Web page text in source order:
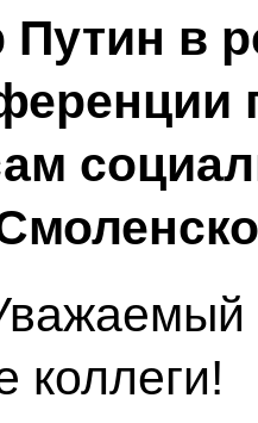
в
коллеги!